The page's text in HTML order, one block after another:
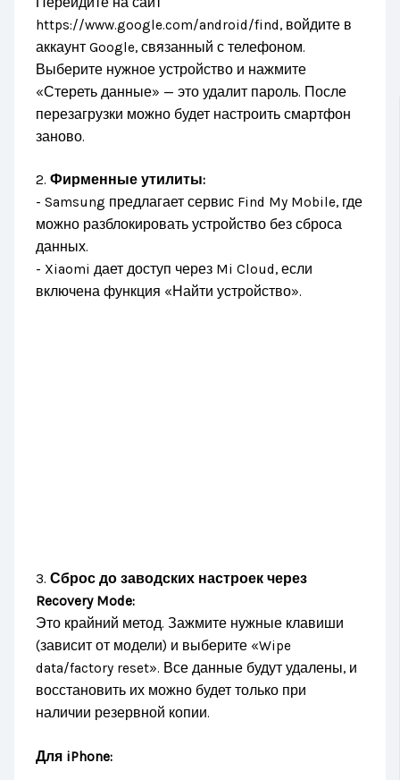
https://www.google.com/android/find, войдите в
аккаунт Google, связанный с телефоном.
Выберите нужное устройство и нажмите
«Стереть данные» — это удалит пароль. После
перезагрузки можно будет настроить смартфон
заново.
2.Фирменные утилиты:
- Samsung предлагает сервис Find My Mobile, где
можно разблокировать устройство без сброса
данных.
- Xiaomi дает доступ через Mi Cloud, если
включена функция «Найти устройство».
3.Сброс до заводских настроек через
Recovery Mode:
Это крайний метод. Зажмите нужные клавиши
(зависит от модели) и выберите «Wipe
data/factory reset». Все данные будут удалены, и
восстановить их можно будет только при
наличии резервной копии.
Для iPhone: